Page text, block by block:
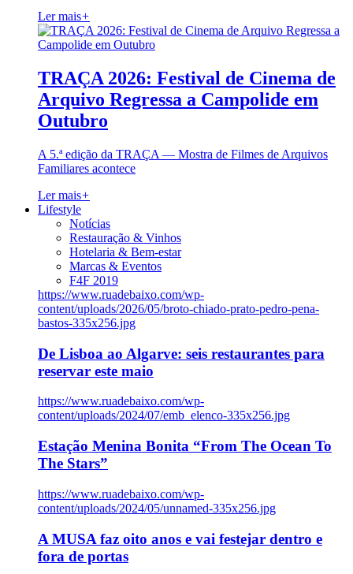
Ler mais+
TRAÇA 2026: Festival de Cinema de
Arquivo Regressa a Campolide em
Outubro
A 5.ª edição da TRAÇA — Mostra de Filmes de Arquivos
Familiares acontece
Ler mais+
Lifestyle
Notícias
Restauração & Vinhos
Hotelaria & Bem-estar
Marcas & Eventos
F4F 2019
https://www.ruadebaixo.com/wp-
content/uploads/2026/05/broto-chiado-prato-pedro-pena-
bastos-335x256.jpg
De Lisboa ao Algarve: seis restaurantes para
reservar este maio
https://www.ruadebaixo.com/wp-
content/uploads/2024/07/emb_elenco-335x256.jpg
Estação Menina Bonita “From The Ocean To
The Stars”
https://www.ruadebaixo.com/wp-
content/uploads/2024/05/unnamed-335x256.jpg
A MUSA faz oito anos e vai festejar dentro e
fora de portas